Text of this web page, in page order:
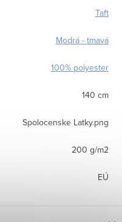
Taft
Modrá - tmavá
100% polyester
140 cm
Spolocenske Latky.png
200 g/m2
EÚ